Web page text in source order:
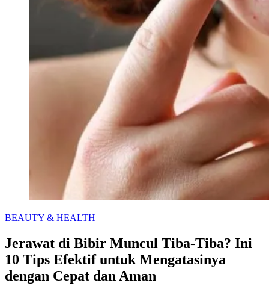
Categories
BEAUTY & HEALTH
Jerawat di Bibir Muncul Tiba-Tiba? Ini
10 Tips Efektif untuk Mengatasinya
dengan Cepat dan Aman